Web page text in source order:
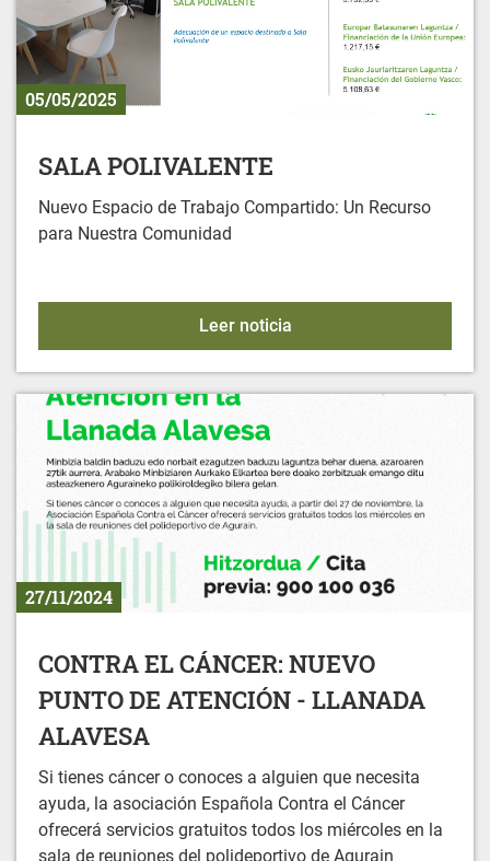
05/05/2025
SALA POLIVALENTE
Nuevo Espacio de Trabajo Compartido: Un Recurso
para Nuestra Comunidad
Leer noticiaSALA POLIVALENTE
27/11/2024
CONTRA EL CÁNCER: NUEVO
PUNTO DE ATENCIÓN - LLANADA
ALAVESA
Si tienes cáncer o conoces a alguien que necesita
ayuda, la asociación Española Contra el Cáncer
ofrecerá servicios gratuitos todos los miércoles en la
sala de reuniones del polideportivo de Agurain